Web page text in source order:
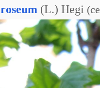
roseum (L.) Hegi (